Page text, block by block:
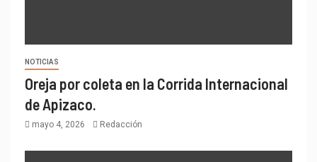
NOTICIAS
Oreja por coleta en la Corrida Internacional
de Apizaco.
mayo 4, 2026 Redacción